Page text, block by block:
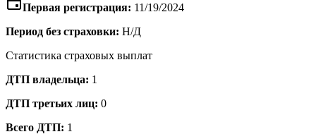
Первая регистрация: 11/19/2024
Период без страховки: Н/Д
Статистика страховых выплат
ДТП владельца: 1
ДТП третьих лиц: 0
Всего ДТП: 1